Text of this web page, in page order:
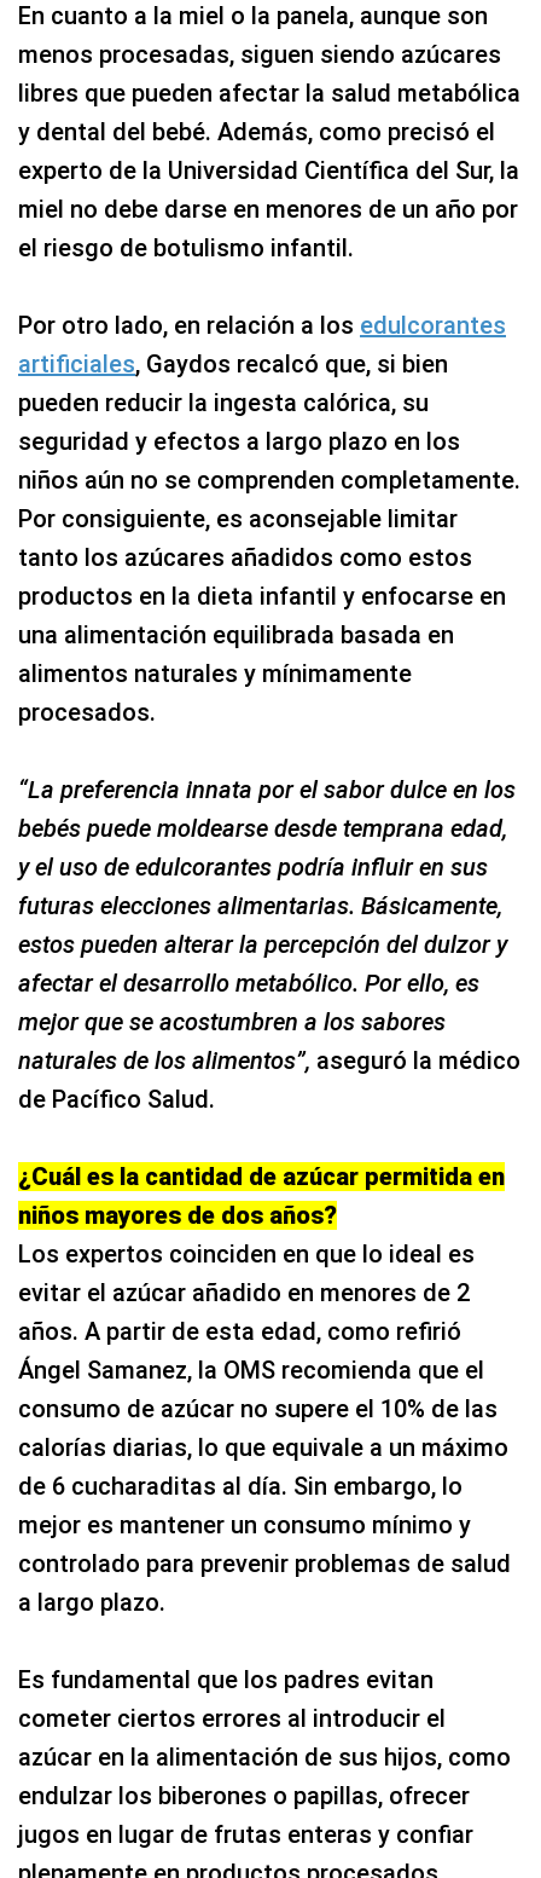
En cuanto a la miel o la panela, aunque son
menos procesadas, siguen siendo azúcares
libres que pueden afectar la salud metabólica
y dental del bebé. Además, como precisó el
experto de la Universidad Científica del Sur, la
miel no debe darse en menores de un año por
el riesgo de botulismo infantil.
Por otro lado, en relación a los edulcorantes
artificiales, Gaydos recalcó que, si bien
pueden reducir la ingesta calórica, su
seguridad y efectos a largo plazo en los
niños aún no se comprenden completamente.
Por consiguiente, es aconsejable limitar
tanto los azúcares añadidos como estos
productos en la dieta infantil y enfocarse en
una alimentación equilibrada basada en
alimentos naturales y mínimamente
procesados.
“La preferencia innata por el sabor dulce en los
bebés puede moldearse desde temprana edad,
y el uso de edulcorantes podría influir en sus
futuras elecciones alimentarias. Básicamente,
estos pueden alterar la percepción del dulzor y
afectar el desarrollo metabólico. Por ello, es
mejor que se acostumbren a los sabores
naturales de los alimentos”, aseguró la médico
de Pacífico Salud.
¿Cuál es la cantidad de azúcar permitida en
niños mayores de dos años?
Los expertos coinciden en que lo ideal es
evitar el azúcar añadido en menores de 2
años. A partir de esta edad, como refirió
Ángel Samanez, la OMS recomienda que el
consumo de azúcar no supere el 10% de las
calorías diarias, lo que equivale a un máximo
de 6 cucharaditas al día. Sin embargo, lo
mejor es mantener un consumo mínimo y
controlado para prevenir problemas de salud
a largo plazo.
Es fundamental que los padres evitan
cometer ciertos errores al introducir el
azúcar en la alimentación de sus hijos, como
endulzar los biberones o papillas, ofrecer
jugos en lugar de frutas enteras y confiar